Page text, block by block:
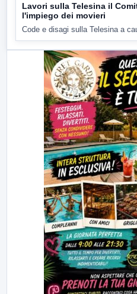
Lavori sulla Telesina il
l'impiego dei movieri
Code e disagi sulla Telesina a